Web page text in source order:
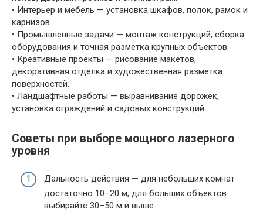
• Интерьер и мебель — установка шкафов, полок, рамок и
карнизов.
• Промышленные задачи — монтаж конструкций, сборка
оборудования и точная разметка крупных объектов.
• Креативные проекты — рисование макетов,
декоративная отделка и художественная разметка
поверхностей.
• Ландшафтные работы — выравнивание дорожек,
установка ограждений и садовых конструкций.
Советы при выборе мощного лазерного
уровня
Дальность действия — для небольших комнат
достаточно 10–20 м, для больших объектов
выбирайте 30–50 м и выше.